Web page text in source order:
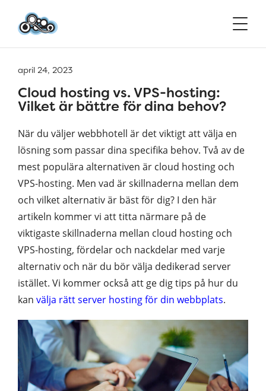
april 24, 2023
Cloud hosting vs. VPS-hosting:
Vilket är bättre för dina behov?
När du väljer webbhotell är det viktigt att välja en
lösning som passar dina specifika behov. Två av de
mest populära alternativen är cloud hosting och
VPS-hosting. Men vad är skillnaderna mellan dem
och vilket alternativ är bäst för dig? I den här
artikeln kommer vi att titta närmare på de
viktigaste skillnaderna mellan cloud hosting och
VPS-hosting, fördelar och nackdelar med varje
alternativ och när du bör välja dedikerad server
istället. Vi kommer också att ge dig tips på hur du
kan välja rätt server hosting för din webbplats.